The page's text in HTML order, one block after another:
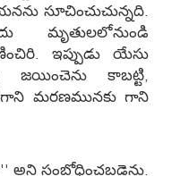
సూచించుచున్నది.
ఇప్పుడు యేసు
జయించెను కాబట్టి,
మరణమునకు గాని
అని సంబోధించబడెను.